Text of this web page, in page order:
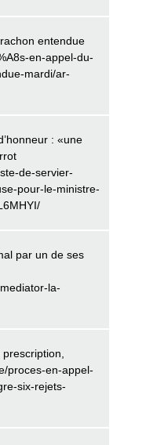
entendue
en-appel-du-
mardi/ar-
: «une
de-servier-
pour-le-ministre-
par un de ses
la-
proces-en-appel-
six-rejets-